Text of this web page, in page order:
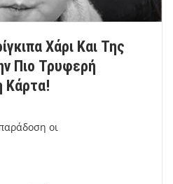
Χάρι Και Της
Πιο Τρυφερή
Κάρτα!
οι